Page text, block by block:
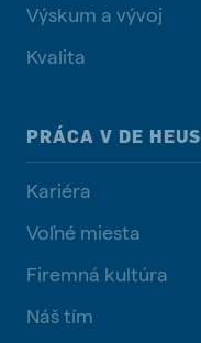
Výskum a vývoj
Kvalita
PRÁCA V DE HEUS
Kariéra
Voľné miesta
Firemná kultúra
Náš tím